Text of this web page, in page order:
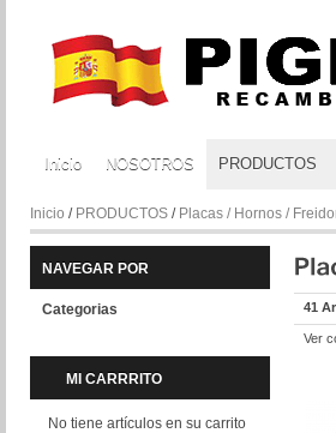
Inicio NOSOTROS PRODUCTOS
Inicio / PRODUCTOS / Placas / Hornos /
NAVEGAR POR
Categorias
MI CARRRITO
No tiene artículos en su carrito
41
Ver